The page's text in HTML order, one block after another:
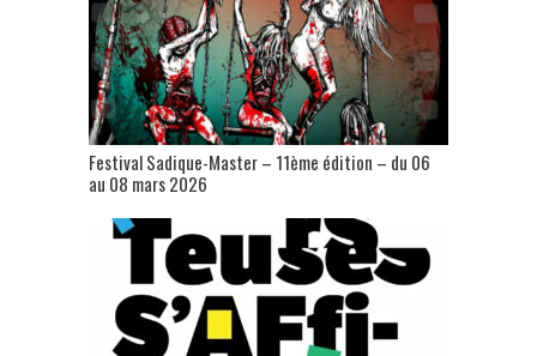
Festival Sadique-Master – 11ème édition – du 06
au 08 mars 2026